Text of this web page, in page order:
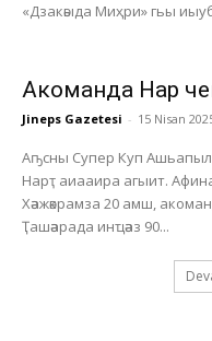
«Дзакәыда Миҳри» гьы
Акоманда Нарҭ
Jineps Gazetesi - 15 Nisan
Аҧсны Супер Куп
Нарҭ аиааира агыит.
Хәажәкрамза 20 амш,
Ҭашәарада инҵәаз 90...